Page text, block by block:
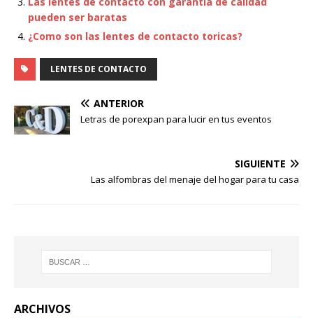
pueden ser baratas
¿Como son las lentes de contacto toricas?
LENTES DE CONTACTO
ANTERIOR
Letras de porexpan para lucir en tus eventos
SIGUIENTE
Las alfombras del menaje del hogar para tu casa
ARCHIVOS